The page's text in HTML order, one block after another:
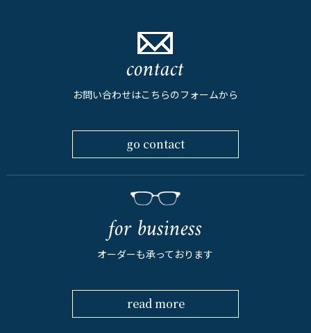
contact
お問い合わせはこちらのフォームから
go contact
for business
オーダーも承っております
read more